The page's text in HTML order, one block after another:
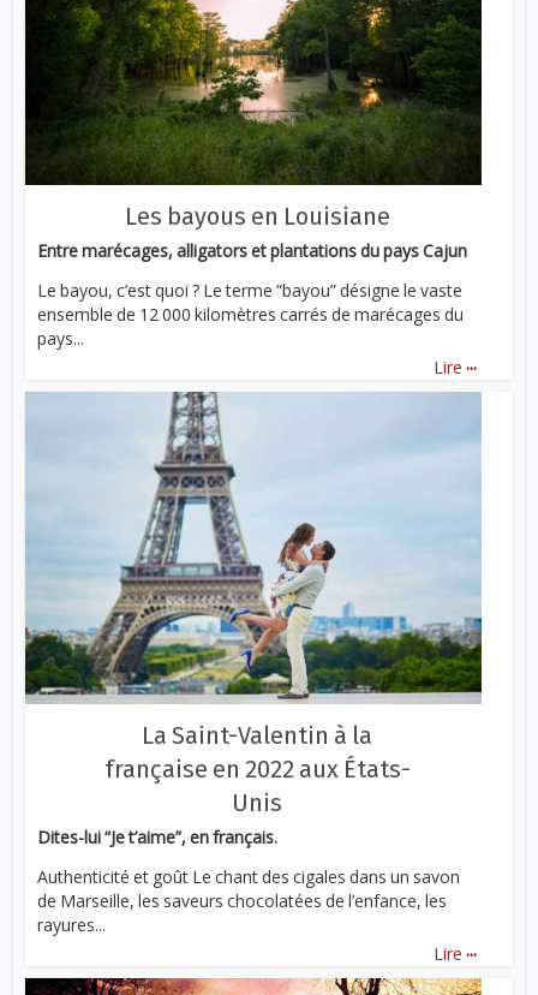
Les bayous en Louisiane
Entre marécages, alligators et plantations du pays Cajun
Le bayou, c’est quoi ? Le terme “bayou” désigne le vaste
ensemble de 12 000 kilomètres carrés de marécages du
pays...
Lire ...
La Saint-Valentin à la
française en 2022 aux États-
Unis
Dites-lui “Je t’aime”, en français.
Authenticité et goût Le chant des cigales dans un savon
de Marseille, les saveurs chocolatées de l’enfance, les
rayures...
Lire ...